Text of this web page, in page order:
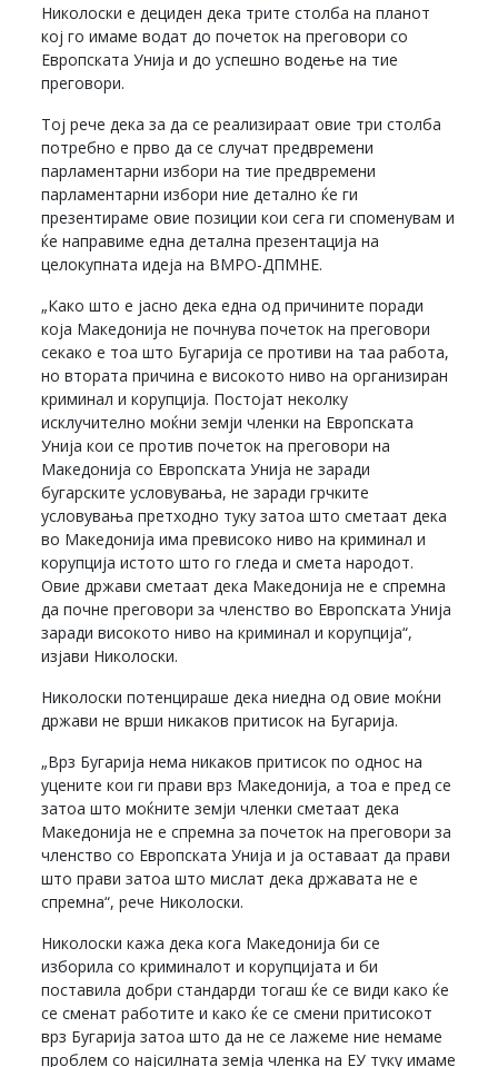
Николоски е дециден дека трите столба на планот
кој го имаме водат до почеток на преговори со
Европската Унија и до успешно водење на тие
преговори.
Тој рече дека за да се реализираат овие три столба
потребно е прво да се случат предвремени
парламентарни избори на тие предвремени
парламентарни избори ние детално ќе ги
презентираме овие позиции кои сега ги споменувам и
ќе направиме една детална презентација на
целокупната идеја на ВМРО-ДПМНЕ.
„Како што е јасно дека една од причините поради
која Македонија не почнува почеток на преговори
секако е тоа што Бугарија се противи на таа работа,
но втората причина е високото ниво на организиран
криминал и корупција. Постојат неколку
исклучително моќни земји членки на Европската
Унија кои се против почеток на преговори на
Македонија со Европската Унија не заради
бугарските условувања, не заради грчките
условувања претходно туку затоа што сметаат дека
во Македонија има превисоко ниво на криминал и
корупција истото што го гледа и смета народот.
Овие држави сметаат дека Македонија не е спремна
да почне преговори за членство во Европската Унија
заради високото ниво на криминал и корупција“,
изјави Николоски.
Николоски потенцираше дека ниедна од овие моќни
држави не врши никаков притисок на Бугарија.
„Врз Бугарија нема никаков притисок по однос на
уцените кои ги прави врз Македонија, а тоа е пред се
затоа што моќните земји членки сметаат дека
Македонија не е спремна за почеток на преговори за
членство со Европската Унија и ја оставаат да прави
што прави затоа што мислат дека државата не е
спремна“, рече Николоски.
Николоски кажа дека кога Македонија би се
изборила со криминалот и корупцијата и би
поставила добри стандарди тогаш ќе се види како ќе
се сменат работите и како ќе се смени притисокот
врз Бугарија затоа што да не се лажеме ние немаме
проблем со најсилната земја членка на ЕУ туку имаме